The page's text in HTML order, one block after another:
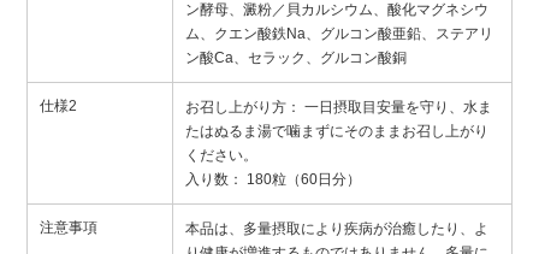
ン酵母、澱粉／貝カルシウム、酸化マグネシウ
ム、クエン酸鉄Na、グルコン酸亜鉛、ステアリ
ン酸Ca、セラック、グルコン酸銅
仕様2
お召し上がり方： 一日摂取目安量を守り、水ま
たはぬるま湯で噛まずにそのままお召し上がり
ください。
入り数： 180粒（60日分）
注意事項
本品は、多量摂取により疾病が治癒したり、よ